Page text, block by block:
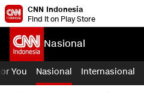
CNN Indonesia
Find it on Play Store
Nasional
You Nasional Internasional